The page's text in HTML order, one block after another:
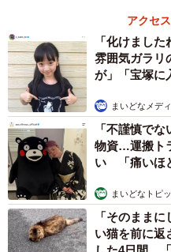
【漫画】大
見て母は絶
て…あなた毎
松波 穂乃圭
2026.08.07
【お盆の帰省
り疲れる」
感ギャップ鮮
まいどなニュ
2026.08.07
父は「エミ
イケメン俳優
ヒロさんそ
まいどなトピ